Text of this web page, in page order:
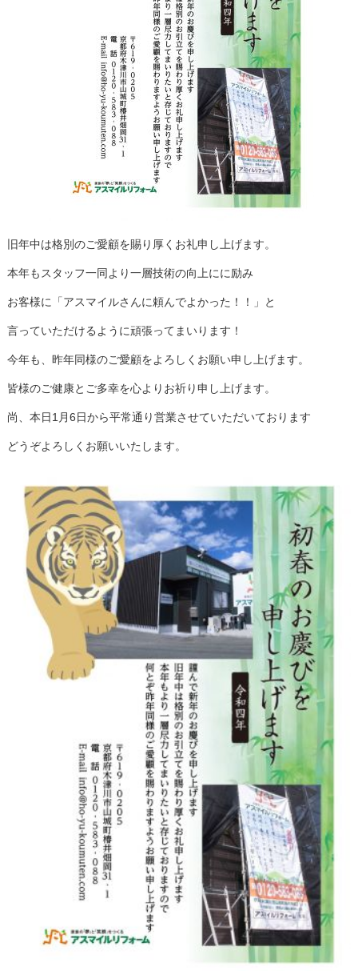
旧年中は格別のご愛顧を賜り厚くお礼申し上げます。
本年もスタッフ一同より一層技術の向上にに励み
お客様に「アスマイルさんに頼んでよかった！！」と
言っていただけるように頑張ってまいります！
今年も、昨年同様のご愛顧をよろしくお願い申し上げます。
皆様のご健康とご多幸を心よりお祈り申し上げます。
尚、本日1月6日から平常通り営業させていただいております
どうぞよろしくお願いいたします。